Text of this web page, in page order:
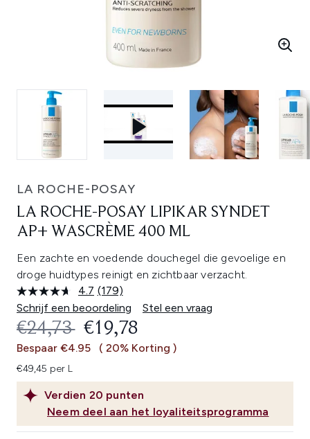
LA ROCHE-POSAY
LA ROCHE-POSAY LIPIKAR SYNDET
AP+ WASCRÈME 400 ML
Een zachte en voedende douchegel die gevoelige en
droge huidtypes reinigt en zichtbaar verzacht.
4.7 Lees
179
beoordelingen.
Dezelfde
paginalink.
(179)
Schrijf een beoordeling
Stel een vraag
Verdien 20 punten
Neem deel aan het loyaliteitsprogramma
RECOMMENDED RETAIL PRICE:
€24,73 HUIDIGE PRIJS:
€19,78
Bespaar €4.95 ( 20% Korting )
€49,45 per L